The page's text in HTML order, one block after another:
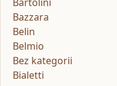
Bazzara
Belin
Belmio
Bez kategorii
Bialetti